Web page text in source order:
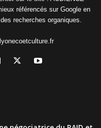
référencés sur Google en
recherches organiques.